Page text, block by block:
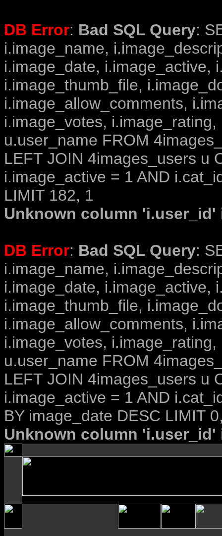
DB Error: Bad SQL Query:
i.image_name,
i.image_date, i.image_active,
i.image_thumb_file,
i.image_allow_comments,
i.image_votes,
u.user_name FROM
LEFT JOIN 4images_users u
i.image_active = 1 AND
LIMIT 182, 1
Unknown column
DB Error: Bad SQL Query:
i.image_name,
i.image_date, i.image_active,
i.image_thumb_file,
i.image_allow_comments,
i.image_votes,
u.user_name FROM
LEFT JOIN 4images_users u
i.image_active = 1 AND
BY image_date DESC LIMIT
Unknown column